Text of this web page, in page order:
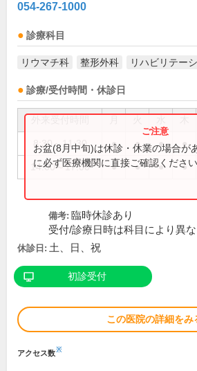
054-267-1000
診療科目
リウマチ科 整形外科 リハビリテー
診療/受付時間・休診日
8:30～11:30 ● ● ● ●
14:00～17:00 ● ● ● ●
お盆(8月中旬)は休診・休業の場合が
に必ず医療機関に直接ご確認ください
備考: 臨時休診あり
受付/診療日時は科目により異な
休診日: 土、日、祝
初診受付
この医院の詳細をみ
アクセス数※